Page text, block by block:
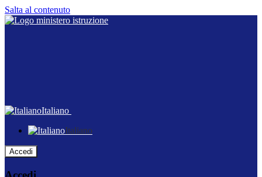
Salta al contenuto
Italiano
Italiano
Accedi